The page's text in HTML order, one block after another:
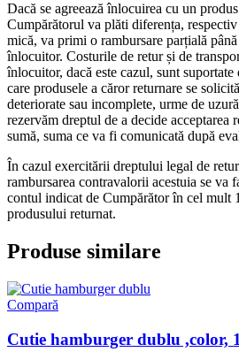
Dacă se agreează înlocuirea cu un
Cumpărătorul va plăti diferența,
mică, va primi o rambursare parțială
înlocuitor. Costurile de retur și de
înlocuitor, dacă este cazul, sunt
care produsele a căror returnare se
deteriorate sau incomplete, urme de
rezervăm dreptul de a decide acceptarea
sumă, suma ce va fi comunicată după
În cazul exercitării dreptului legal de
rambursarea contravalorii acestuia se va
contul indicat de Cumpărător în cel mult
produsului returnat.
Produse similare
Compară
Cutie hamburger dublu ,color,